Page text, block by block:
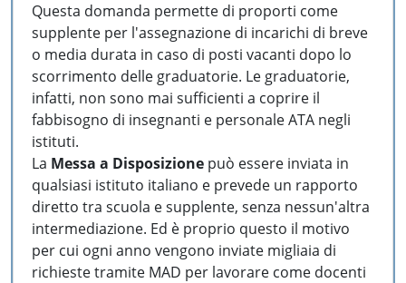
Questa domanda permette di proporti come
supplente per l'assegnazione di incarichi di breve
o media durata in caso di posti vacanti dopo lo
scorrimento delle graduatorie. Le graduatorie,
infatti, non sono mai sufficienti a coprire il
fabbisogno di insegnanti e personale ATA negli
istituti.
La Messa a Disposizione può essere inviata in
qualsiasi istituto italiano e prevede un rapporto
diretto tra scuola e supplente, senza nessun'altra
intermediazione. Ed è proprio questo il motivo
per cui ogni anno vengono inviate migliaia di
richieste tramite MAD per lavorare come docenti